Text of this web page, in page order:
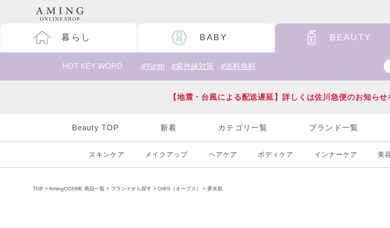
暮らし BABY BEAUTY
HOT KEY WORD #Yunth #紫外線対策 #送料無料
【地震・台風による配送遅延】詳しくは佐川急便のお知ら
Beauty TOP 新着 カテゴリ一覧 ブランド一覧
スキンケア メイクアップ ヘアケア ボディケア インナーケア 美
TOP AmingCOSME 商品一覧 ブランドから探す OrBS（オーブス） 夢水肌